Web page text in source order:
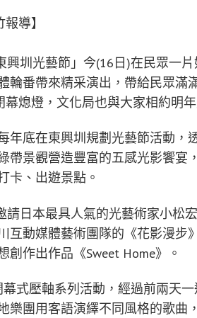
導】
圳光藝節」今(16日)在民眾一
輪番帶來精采演出，帶給民眾滿
熄燈，文化局也與大家相約明
年底在東興圳規劃光藝節活動，
帶景觀營造豐富的五感光影饗宴
卡、出遊景點。
請日本最具人氣的光藝術家小松
互動媒體藝術團隊的《花影漫步
作出作品《Sweet Home》。
幕式壓軸系列活動，經過前兩天
樂團用客語演繹不同風格的歌曲